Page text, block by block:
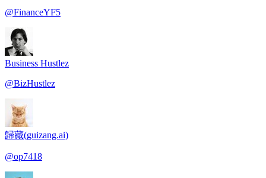
@FinanceYF5
Business Hustlez
@BizHustlez
歸藏(guizang.ai)
@op7418